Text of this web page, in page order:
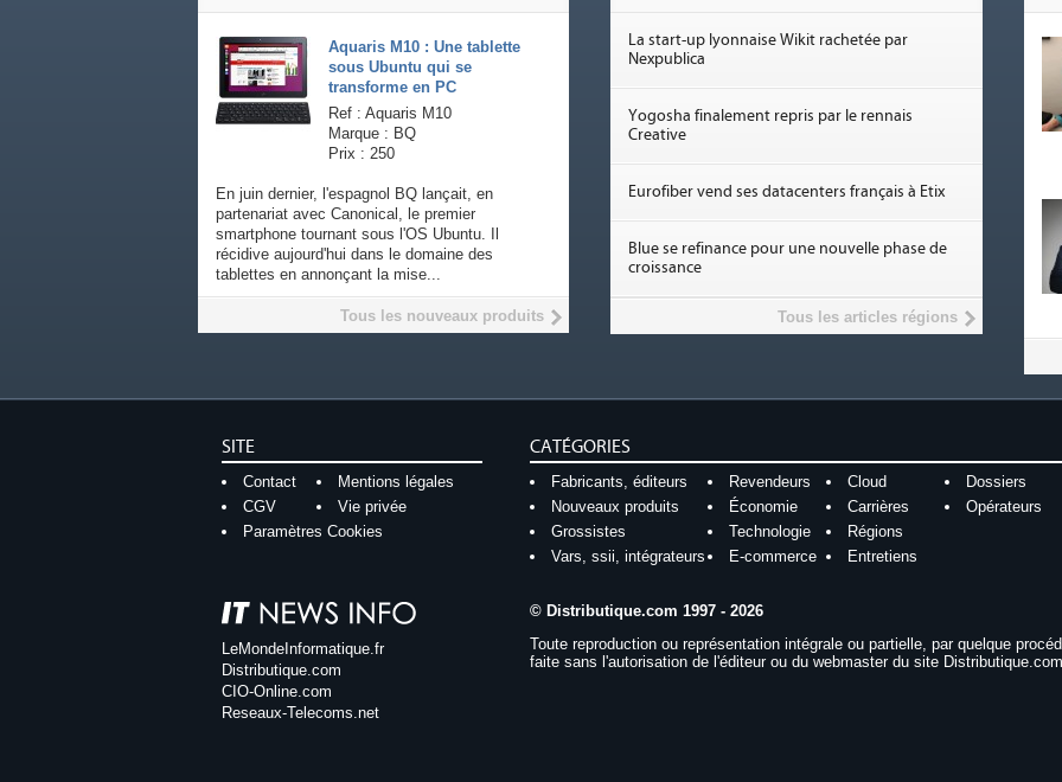
Aquaris M10 : Une tablette
sous Ubuntu qui se
transforme en PC
Ref : Aquaris M10
Marque : BQ
Prix : 250
En juin dernier, l'espagnol BQ lançait, en
partenariat avec Canonical, le premier
smartphone tournant sous l'OS Ubuntu. Il
récidive aujourd'hui dans le domaine des
tablettes en annonçant la mise...
Tous les nouveaux produits
La start-up lyonnaise Wikit rachetée par
Nexpublica
Yogosha finalement repris par le rennais
Creative
Eurofiber vend ses datacenters français à Etix
Blue se refinance pour une nouvelle phase de
croissance
Tous les articles régions
SITE
Contact
Mentions légales
CGV
Vie privée
Paramètres Cookies
CATÉGORIES
Fabricants, éditeurs Revendeurs Cloud
Dossiers
Nouveaux produits
Économie Carrières
Opérateurs
Grossistes
Technologie
Régions
Vars, ssii, intégrateurs
E-commerce Entretiens
LeMondeInformatique.fr
Distributique.com
CIO-Online.com
Reseaux-Telecoms.net
© Distributique.com 1997 - 2026
Toute reproduction ou représentation intégrale ou partielle, par quelque
faite sans l'autorisation de l'éditeur ou du webmaster du site